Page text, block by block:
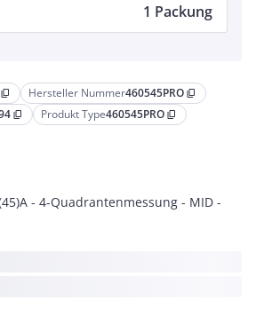
content_copy Hersteller Nummer460545PRO content_copy
content_copy Produkt Type460545PRO content_copy
- 4-Quadrantenmessung - MID -
1 Packung